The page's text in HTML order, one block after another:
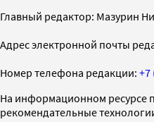
Главный редактор: Мазурин
Адрес электронной почты
Номер телефона редакции: +7
На информационном ресурсе
рекомендательные